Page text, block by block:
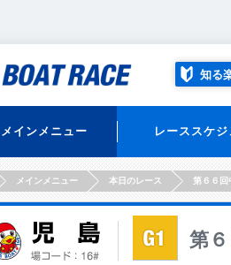
知る
メインメニュー レーススケ
HOMEメインメニュー 本日のレース 第６６回
第